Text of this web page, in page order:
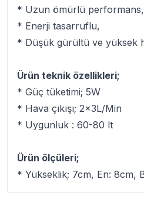
* Uzun ömürlü performans,
* Enerji tasarruflu,
* Düşük gürültü ve yüksek
Ürün teknik özellikleri;
* Güç tüketimi; 5W
* Hava çıkışı; 2x3L/Min
* Uygunluk : 60-80 lt
Ürün ölçüleri;
* Yükseklik; 7cm, En: 8cm,